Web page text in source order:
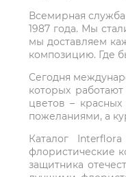
Всемирная
1987 года. Мы
мы доставляем
композицию. Где
Сегодня
которых
цветов –
пожеланиями, а
Каталог
флористические
защитника